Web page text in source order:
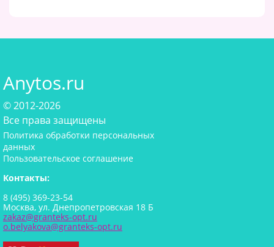
Anytos.ru
© 2012-2026
Все права защищены
Политика обработки персональных
данных
Пользовательское соглашение
Контакты:
8 (495) 369-23-54
Москва, ул. Днепропетровская 18 Б
zakaz@granteks-opt.ru
o.belyakova@granteks-opt.ru